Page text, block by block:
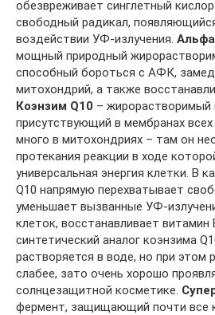
обезвреживает синглетный
свободный радикал,
воздействии УФ-излучения.
мощный природный
способный бороться с АФК,
митохондрий, а также
Коэнзим Q10 – жирорастворимый
присутствующий в мембранах
много в митохондриях – там он
протекания реакции в ходе
универсальная энергия клетки. В
Q10 напрямую перехватывает
уменьшает вызванные УФ-
клеток, восстанавливает витамин
синтетический аналог коэнзима
растворяется в воде, но при этом
слабее, зато очень хорошо
солнцезащитной косметике.
фермент, защищающий почти все